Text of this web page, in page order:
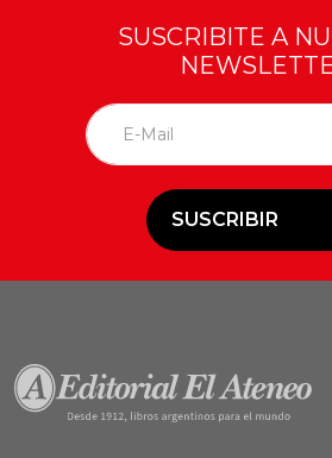
SUSCRIBITE A
SUSCRIBIR